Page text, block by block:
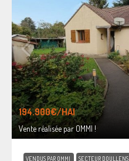
194.900€/HAI
Vente réalisée par OMMI !
VENDUS PAR OMMI SECTEUR DOULLENS